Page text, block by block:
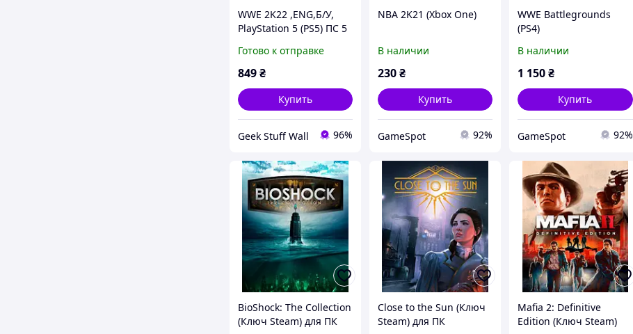
WWE 2K22 ,ENG,Б/У,
PlayStation 5 (PS5) ПС 5
Готово к отправке
849₴
Купить
Geek Stuff Wall 96%
NBA 2K21 (Xbox One)
В наличии
230₴
Купить
GameSpot 92%
WWE Battlegrounds
(PS4)
В наличии
1 150₴
Купить
GameSpot 92%
BioShock: The Collection
(Ключ Steam) для ПК
Close to the Sun (Ключ
Steam) для ПК
Mafia 2: Definitive
Edition (Ключ Steam)